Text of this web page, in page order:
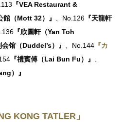
『VEA Restaurant &
館（Mott 32）』 、No.126 『天龍軒
『欣圖軒（Yan Toh
馆（Duddel’s） 』 、No.144 『カ
『禮賓傅（Lai Bun Fu）』 、
）』
KONG TATLER」